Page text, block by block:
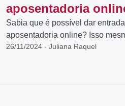
aposentadoria
Sabia que é possível dar
aposentadoria online? Isso
26/11/2024 - Juliana Raquel